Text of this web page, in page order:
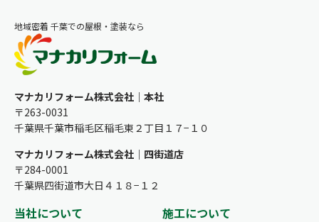
地域密着 千葉での屋根・塗装なら
マナカリフォーム株式会社｜本社
〒263-0031
千葉県千葉市稲毛区稲毛東２丁目１７−１０
マナカリフォーム株式会社｜四街道店
〒284-0001
千葉県四街道市大日４１８−１２
当社について 施工について